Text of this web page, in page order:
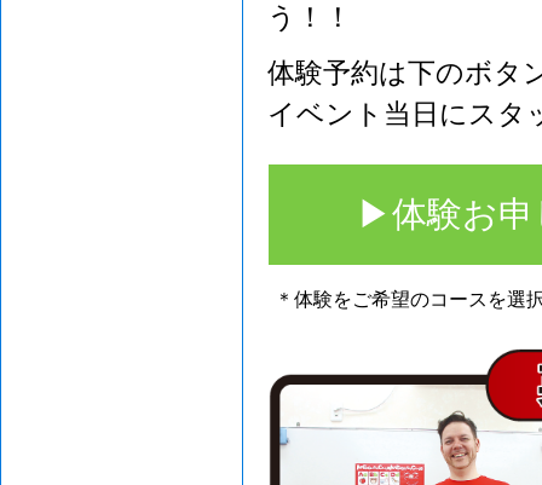
う！！
体験予約は下のボタ
イベント当日にスタ
▶体験お申
＊体験をご希望のコースを選